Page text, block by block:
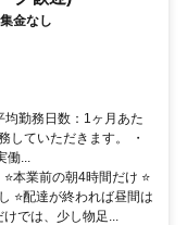
金なし
勤務日数：1ヶ月あた
していただきます。 ・
働...
本業前の朝4時間だけ ⭐
⭐配達が終われば昼間は
けでは、少し物足...